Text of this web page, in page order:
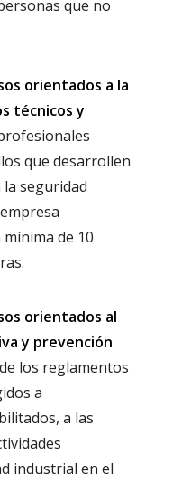
que no
orientados a la
técnicos y
que desarrollen
la seguridad
de 10
orientados al
y prevención
los reglamentos
a
a las
industrial en el